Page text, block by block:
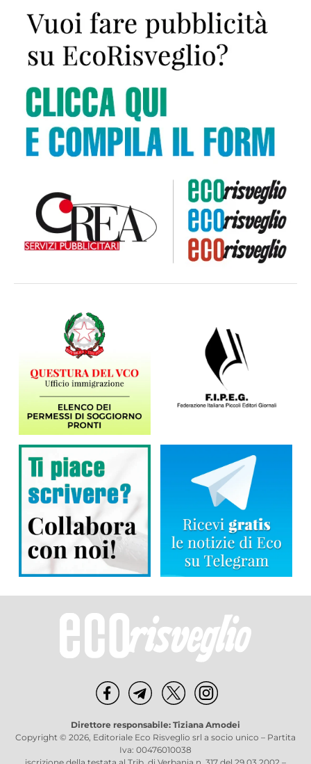
Direttore responsabile: Tiziana Amodei
Copyright © 2026, Editoriale Eco Risveglio srl a socio unico – Partita
Iva: 00476010038